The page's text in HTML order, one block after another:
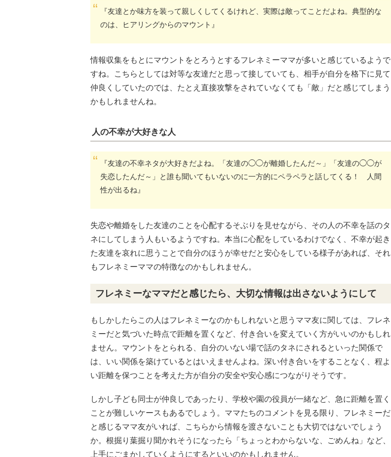
『友達とか味方を装って親しくしてくるけれど、実際は敵ってことだよね。典型的な
のは、ヒアリングからのマウント』
情報収集をもとにマウントをとろうとするフレネミーママが多いと感じているようで
すね。こちらとしては対等な友達だと思って接していても、相手が自分を格下に見て
仲良くしていたのでは、たとえ直接攻撃をされていなくても「敵」だと感じてしまう
かもしれませんね。
人の不幸が大好きな人
『友達の不幸ネタが大好きだよね。「友達の◯◯が離婚したんだ～」「友達の◯◯が
失恋したんだ～」と誰も聞いてもいないのに一方的にペラペラと話してくる！ 人間
性が出るね』
失恋や離婚をした友達のことを心配するそぶりを見せながら、その人の不幸を話のタ
ネにしてしまう人もいるようですね。本当に心配をしているわけでなく、不幸が起き
た友達を哀れに思うことで自分のほうが幸せだと安心をしている様子があれば、それ
もフレネミーママの特徴なのかもしれません。
フレネミーなママだと感じたら、大切な情報は出さないようにして
もしかしたらこの人はフレネミーなのかもしれないと思うママ友に関しては、フレネ
ミーだと気づいた時点で距離を置くなど、付き合いを変えていく方がいいのかもしれ
ません。マウントをとられる、自分のいない場で話のタネにされるといった関係で
は、いい関係を築けているとはいえませんよね。深い付き合いをすることなく、程よ
い距離を保つことを考えた方が自分の安全や安心感につながりそうです。
しかし子ども同士が仲良しであったり、学校や園の役員が一緒など、急に距離を置く
ことが難しいケースもあるでしょう。ママたちのコメントを見る限り、フレネミーだ
と感じるママ友がいれば、こちらから情報を渡さないことも大切ではないでしょう
か。根掘り葉掘り聞かれそうになったら「ちょっとわからないな、ごめんね」など、
上手にごまかしていくようにするといいのかもしれません。